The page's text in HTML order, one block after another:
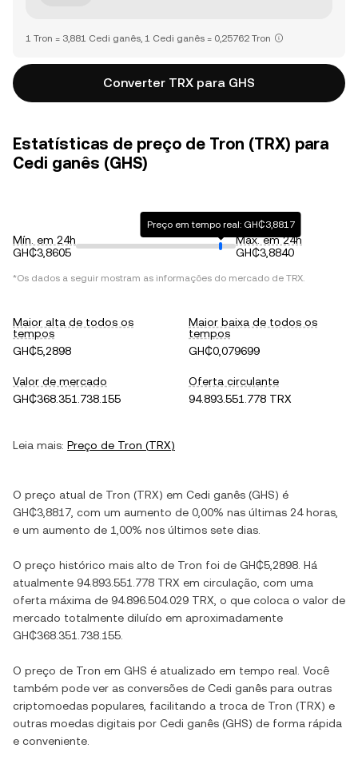
1 Tron = 3,881 Cedi ganês, 1 Cedi ganês = 0,25762 Tron
Converter TRX para GHS
Estatísticas de preço de Tron (TRX) para
Cedi ganês (GHS)
Mín. em 24h
GH₵3,8605
Preço em tempo real: GH₵3,8817
Máx. em 24h
GH₵3,8840
*Os dados a seguir mostram as informações do mercado de TRX.
Maior alta de todos os
tempos
GH₵5,2898
Maior baixa de todos os
tempos
GH₵0,079699
Valor de mercado
GH₵368.351.738.155
Oferta circulante
94.893.551.778 TRX
Leia mais: Preço de Tron (TRX)
O preço atual de Tron (TRX) em Cedi ganês (GHS) é
GH₵3,8817 , com um aumento de 0,00% nas últimas 24 horas,
e um aumento de 1,00% nos últimos sete dias.
O preço histórico mais alto de Tron foi de GH₵5,2898 . Há
atualmente 94.893.551.778 TRX em circulação, com uma
oferta máxima de 94.896.504.029 TRX , o que coloca o valor de
mercado totalmente diluído em aproximadamente
GH₵368.351.738.155
O preço de Tron em GHS é atualizado em tempo real. Você
também pode ver as conversões de Cedi ganês para outras
criptomoedas populares, facilitando a troca de Tron (TRX) e
outras moedas digitais por Cedi ganês (GHS) de forma rápida
e conveniente.